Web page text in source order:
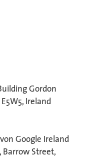
Gordon
Ireland
Google Ireland
Barrow Street,